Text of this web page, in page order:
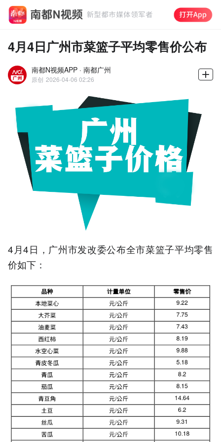
4月4日广州市菜篮子平均零售价公布
南都N视频APP · 南都广州
原创 2026-04-06 02:26
4月4日，广州市发改委公布全市菜篮子平均零售
价如下：